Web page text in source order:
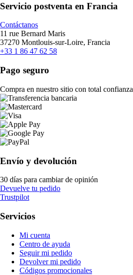
Servicio postventa en Francia
Contáctanos
11 rue Bernard Maris
37270 Montlouis-sur-Loire, Francia
+33 1 86 47 62 58
Pago seguro
Compra en nuestro sitio con total confianza
Envío y devolución
30 días para cambiar de opinión
Devuelve tu pedido
Trustpilot
Servicios
Mi cuenta
Centro de ayuda
Seguir mi pedido
Devolver mi pedido
Códigos promocionales